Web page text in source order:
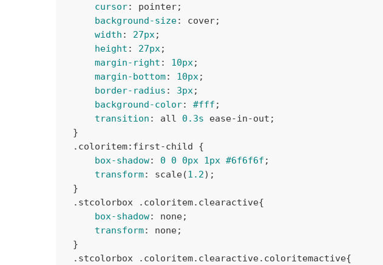
cursor: pointer;
background-size: cover;
width : 27px ;
height : 27px ;
margin-right : 10px ;
margin-bottom: 10px ;
border-radius : 3px ;
background-color: #fff ;
transition : all 0.3s ease-in-out ;
}
.coloritem:first-child
{
box-shadow: 0 0 0px 1px #6f6f6f ;
transform: scale(1.2) ;
}
.stcolorbox
.coloritem.clearactive{
box-shadow: none;
transform: none;
}
.stcolorbox
.coloritem.clearactive.coloritemactive{